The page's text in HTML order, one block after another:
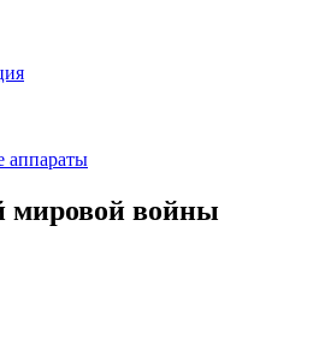
аппараты
мировой войны